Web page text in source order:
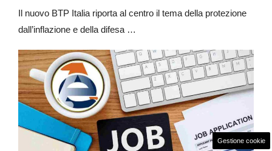
Il nuovo BTP Italia riporta al centro il tema della protezione
dall’inflazione e della difesa …
Gestione cookie